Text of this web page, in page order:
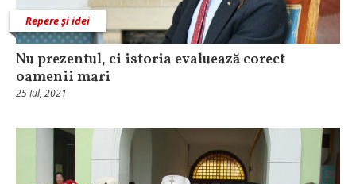
Repere și idei
Nu prezentul, ci istoria evaluează corect
oamenii mari
25 Iul, 2021